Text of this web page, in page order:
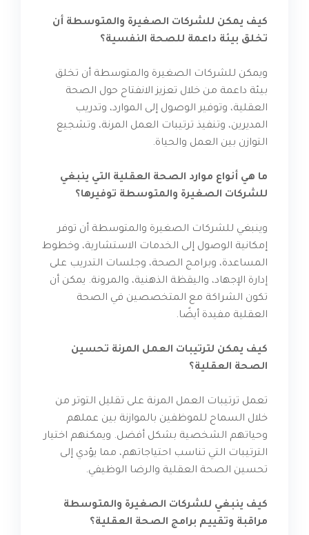
كيف يمكن للشركات الصغيرة والمتوسطة أن
تخلق بيئة داعمة للصحة النفسية؟
ويمكن للشركات الصغيرة والمتوسطة أن تخلق
بيئة داعمة من خلال تعزيز الانفتاح حول الصحة
العقلية، وتوفير الوصول إلى الموارد، وتدريب
المديرين، وتنفيذ ترتيبات العمل المرنة، وتشجيع
التوازن بين العمل والحياة.
ما هي أنواع موارد الصحة العقلية التي ينبغي
للشركات الصغيرة والمتوسطة توفيرها؟
وينبغي للشركات الصغيرة والمتوسطة أن توفر
إمكانية الوصول إلى الخدمات الاستشارية، وخطوط
المساعدة، وبرامج الصحة، وجلسات التدريب على
إدارة الإجهاد، واليقظة الذهنية، والمرونة. يمكن أن
تكون الشراكة مع المتخصصين في الصحة
العقلية مفيدة أيضًا.
كيف يمكن لترتيبات العمل المرنة تحسين
الصحة العقلية؟
تعمل ترتيبات العمل المرنة على تقليل التوتر من
خلال السماح للموظفين بالموازنة بين عملهم
وحياتهم الشخصية بشكل أفضل. ويمكنهم اختيار
الترتيبات التي تناسب احتياجاتهم، مما يؤدي إلى
تحسين الصحة العقلية والرضا الوظيفي.
كيف ينبغي للشركات الصغيرة والمتوسطة
مراقبة وتقييم برامج الصحة العقلية؟